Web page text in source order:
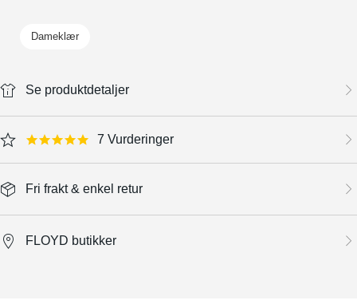
Dameklær
Se produktdetaljer
5.0 star rating 7 Vurderinger
Fri frakt & enkel retur
FLOYD butikker